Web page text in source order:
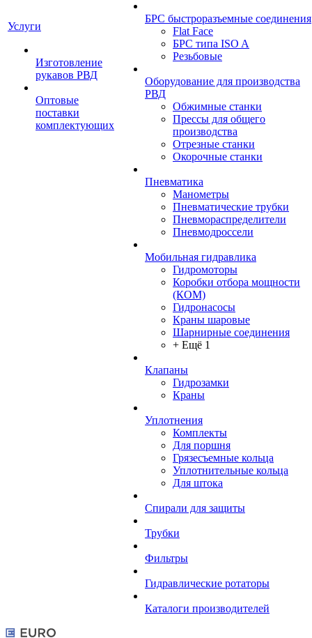
Услуги
Изготовление
рукавов РВД
Оптовые
поставки
комплектующих
БРС быстроразъемные соединения
Flat Face
БРС типа ISO A
Резьбовые
Оборудование для производства
РВД
Обжимные станки
Прессы для общего
производства
Отрезные станки
Окорочные станки
Пневматика
Манометры
Пневматические трубки
Пневмораспределители
Пневмодроссели
Мобильная гидравлика
Гидромоторы
Коробки отбора мощности
(КОМ)
Гидронасосы
Краны шаровые
Шарнирные соединения
+ Ещё 1
Клапаны
Гидрозамки
Краны
Уплотнения
Комплекты
Для поршня
Грязесъемные кольца
Уплотнительные кольца
Для штока
Спирали для защиты
Трубки
Фильтры
Гидравлические ротаторы
Каталоги производителей